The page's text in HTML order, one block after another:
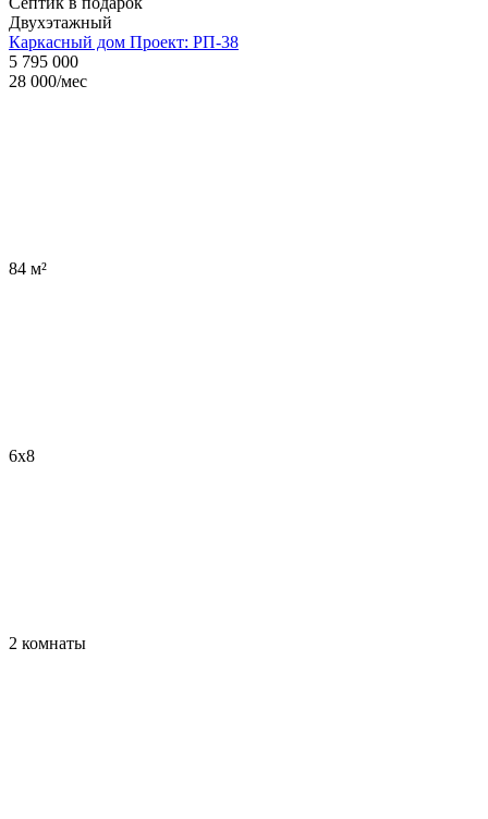
Двухэтажный
Каркасный дом Проект: РП-38
5 795 000
28 000/мес
84 м²
6x8
2 комнаты